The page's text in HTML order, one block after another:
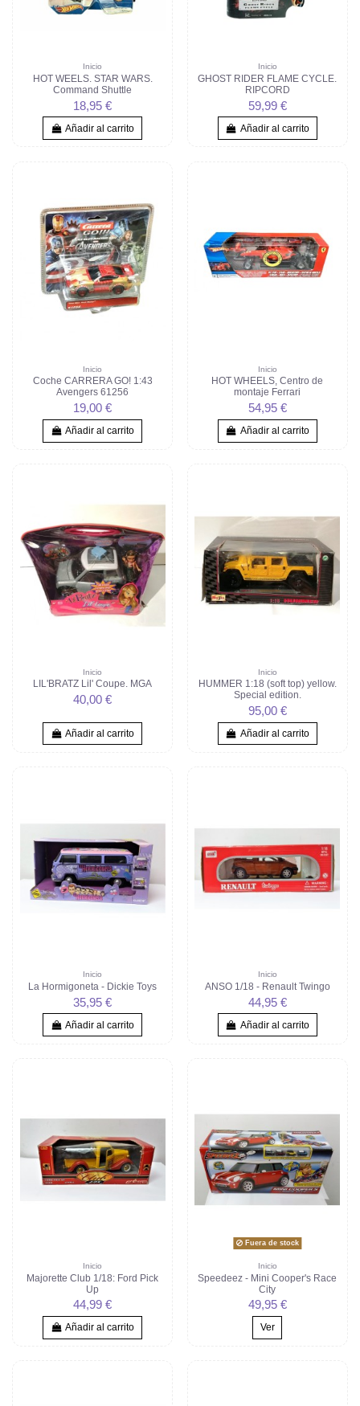
Inicio
HOT WEELS. STAR WARS.
Command Shuttle
18,95 €
Añadir al carrito
Inicio
GHOST RIDER FLAME CYCLE.
RIPCORD
59,99 €
Añadir al carrito
Inicio
Coche CARRERA GO! 1:43
Avengers 61256
19,00 €
Añadir al carrito
Inicio
HOT WHEELS, Centro de
montaje Ferrari
54,95 €
Añadir al carrito
Inicio
LIL'BRATZ Lil' Coupe. MGA
40,00 €
Añadir al carrito
Inicio
HUMMER 1:18 (soft top) yellow.
Special edition.
95,00 €
Añadir al carrito
Inicio
La Hormigoneta - Dickie Toys
35,95 €
Añadir al carrito
Inicio
ANSO 1/18 - Renault Twingo
44,95 €
Añadir al carrito
Inicio
Majorette Club 1/18: Ford Pick
Up
44,99 €
Añadir al carrito
Fuera de stock
Inicio
Speedeez - Mini Cooper's Race
City
49,95 €
Ver